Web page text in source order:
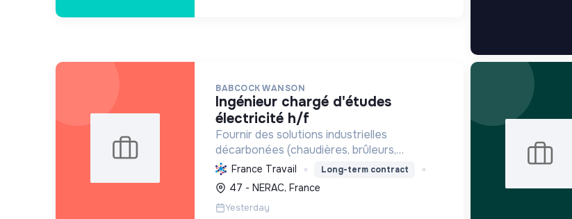
BABCOCK WANSON
ingénieur chargé d'études
électricité h/f
Fournir des solutions industrielles
décarbonées (chaudières, brûleurs,
traitement) et des services associés, tout
en contribuant activement à la transition
énergétique et écologique mondiale par
l'inn...
France Travail Long-term contract
47 - NERAC, France
Yesterday